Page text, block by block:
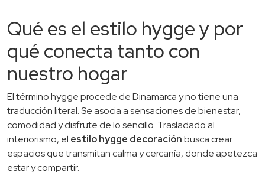
Qué es el estilo hygge y por
qué conecta tanto con
nuestro hogar
El término hygge procede de Dinamarca y no tiene una
traducción literal. Se asocia a sensaciones de bienestar,
comodidad y disfrute de lo sencillo. Trasladado al
interiorismo, el estilo hygge decoraciónbusca crear
espacios que transmitan calma y cercanía, donde apetezca
estar y compartir.